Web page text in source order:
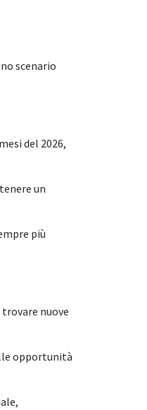
scenario
del 2026,
un
più
nuove
opportunità